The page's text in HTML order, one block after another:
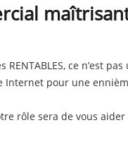
ce n’est
Internet pour une
rôle sera de vous aider